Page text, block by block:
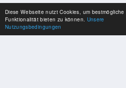
Diese Webseite nutzt Cookies, um bestmögliche
Funktionalität bieten zu können. Unsere
Nutzungsbedingungen